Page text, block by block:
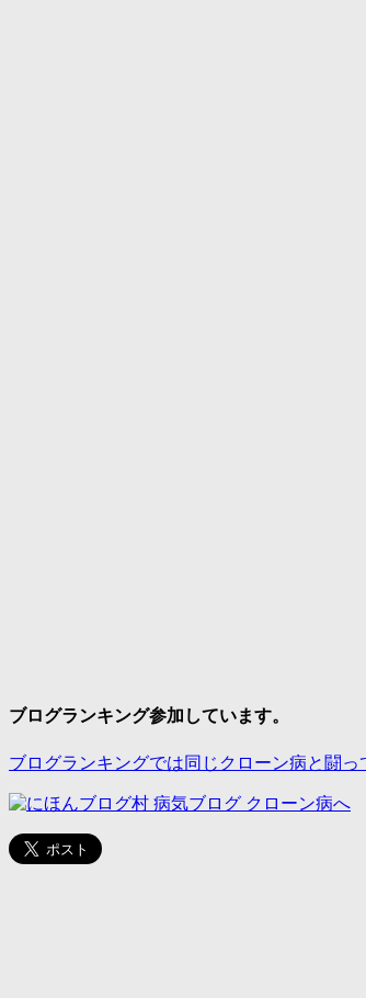
ブログランキング参加しています。
ブログランキングでは同じクローン病と闘